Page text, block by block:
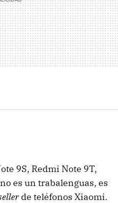
9S, Redmi Note 9T,
es un trabalenguas, es
de teléfonos Xiaomi.